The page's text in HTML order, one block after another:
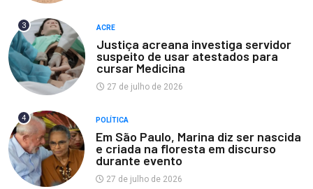
3 ACRE
Justiça acreana investiga servidor
suspeito de usar atestados para
cursar Medicina
27 de julho de 2026
4 POLÍTICA
Em São Paulo, Marina diz ser nascida
e criada na floresta em discurso
durante evento
27 de julho de 2026